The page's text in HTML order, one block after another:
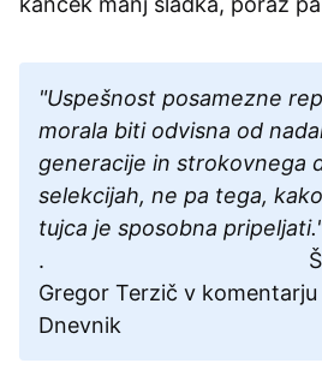
"Uspešnost posamezne
morala biti odvisna od
generacije in strokovnega
selekcijah, ne pa tega,
tujca je sposobna
. Športni
Gregor Terzič v
Dnevnik